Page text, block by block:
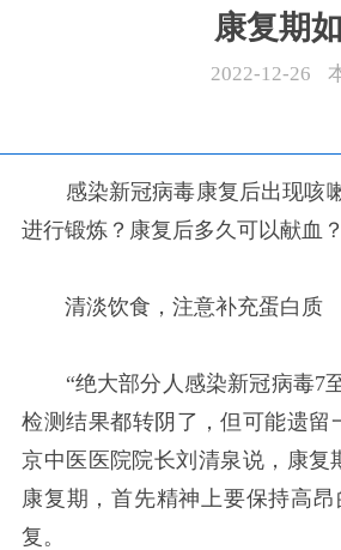
康复期
2022-12-26
感染新冠病毒康复后出现咳嗽
进行锻炼？康复后多久可以献血
清淡饮食，注意补充蛋白质
“绝大部分人感染新冠病毒7至
检测结果都转阴了，但可能遗
京中医医院院长刘清泉说，康复
康复期，首先精神上要保持高
复。